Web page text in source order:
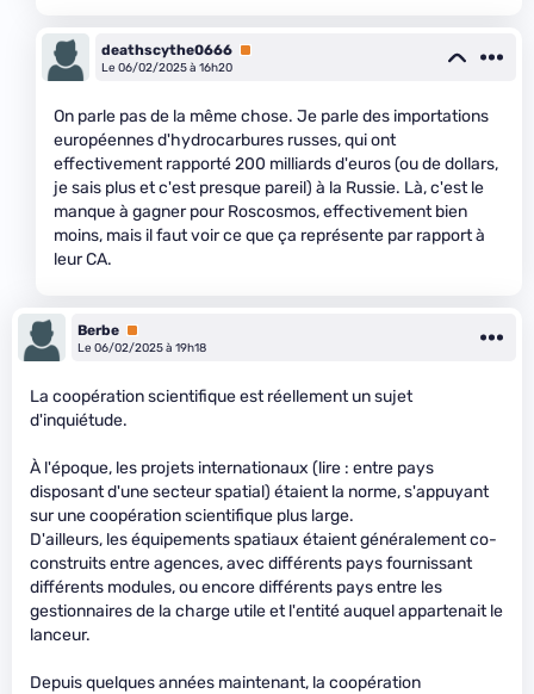
deathscythe0666 Premium
Le 06/02/2025 à 16h20
On parle pas de la même chose. Je parle des importations
européennes d'hydrocarbures russes, qui ont
effectivement rapporté 200 milliards d'euros (ou de dollars,
je sais plus et c'est presque pareil) à la Russie. Là, c'est le
manque à gagner pour Roscosmos, effectivement bien
moins, mais il faut voir ce que ça représente par rapport à
leur CA.
Berbe Premium
Le 06/02/2025 à 19h18
La coopération scientifique est réellement un sujet
d'inquiétude.
À l'époque, les projets internationaux (lire : entre pays
disposant d'une secteur spatial) étaient la norme, s'appuyant
sur une coopération scientifique plus large.
D'ailleurs, les équipements spatiaux étaient généralement co-
construits entre agences, avec différents pays fournissant
différents modules, ou encore différents pays entre les
gestionnaires de la charge utile et l'entité auquel appartenait le
lanceur.
Depuis quelques années maintenant, la coopération